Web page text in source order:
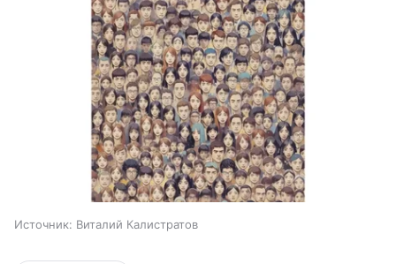
Источник: Виталий Калистратов